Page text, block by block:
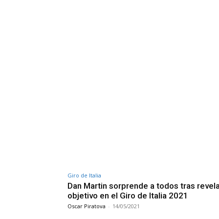
Giro de Italia
Dan Martin sorprende a todos tras
objetivo en el Giro de Italia 2021
Oscar Piratova - 14/05/2021